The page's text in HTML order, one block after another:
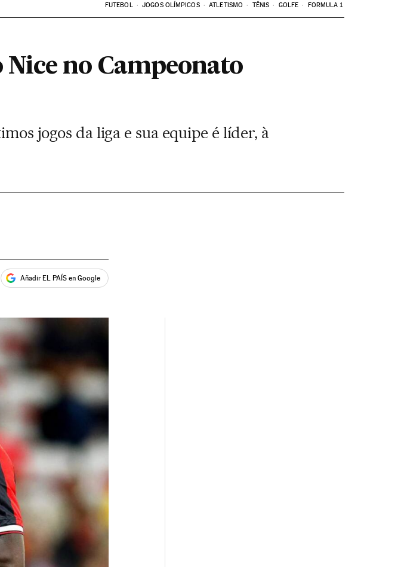
FUTEBOL JOGOS OLÍMPICOS ATLETISMO TÊNIS GOLFE FORMULA 1
no Campeonato
jogos da liga e sua equipe é líder, à
Añadir EL PAÍS en Google